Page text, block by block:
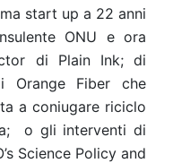
start up a 22 anni
ONU e ora
di Plain Ink; di
Orange Fiber che
a coniugare riciclo
o gli interventi di
Science Policy and